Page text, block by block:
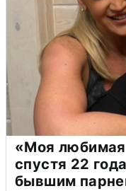
«Моя любимая
спустя 22
бывшим